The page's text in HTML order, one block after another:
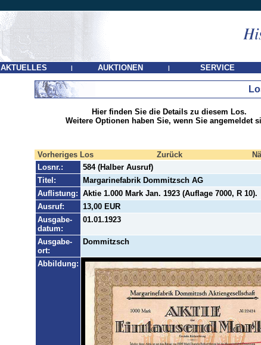
AKTUELLES | AUKTIONEN | SERVICE
Hier finden Sie die Details zu diesem Los.
Weitere Optionen haben Sie, wenn Sie angemeldet
Vorheriges Los Zurück
Losnr.:
584 (Halber Ausruf)
Titel:
Margarinefabrik Dommitzsch AG
Auflistung: Aktie 1.000 Mark Jan. 1923 (Auflage 7000, R 10).
Ausruf:
13,00 EUR
Ausgabe-
datum:
01.01.1923
Ausgabe-
ort:
Dommitzsch
Abbildung: